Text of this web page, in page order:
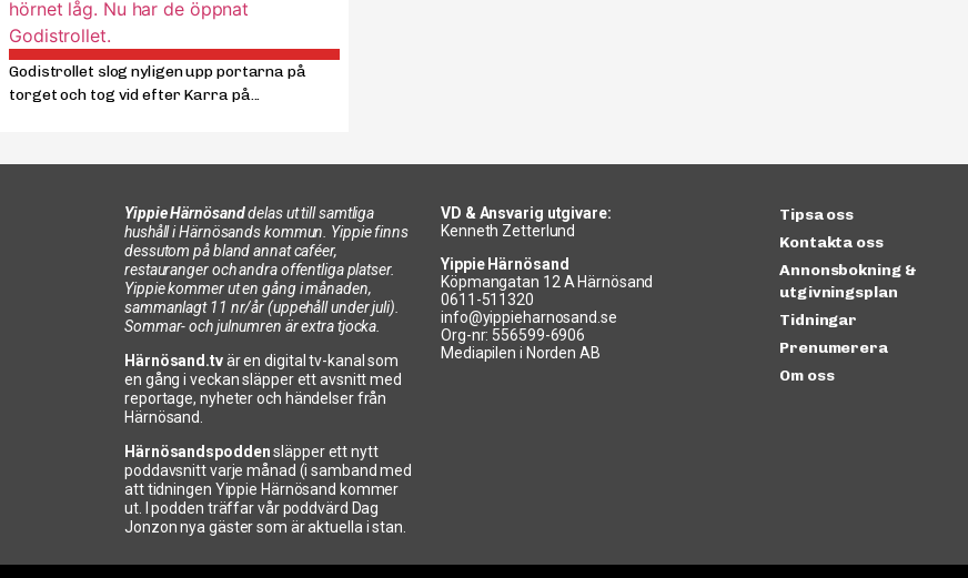
Godistrollet slog nyligen upp portarna på
torget och tog vid efter Karra på...
Yippie Härnösanddelas ut till samtliga
hushåll i Härnösands kommun. Yippie finns
dessutom på bland annat caféer,
restauranger och andra offentliga platser.
Yippie kommer ut en gång i månaden,
sammanlagt 11 nr/år (uppehåll under juli).
Sommar- och julnumren är extra tjocka.
Härnösand.tvär en digital tv-kanal som
en gång i veckan släpper ett avsnitt med
reportage, nyheter och händelser från
Härnösand.
Härnösandspoddensläpper ett nytt
poddavsnitt varje månad (i samband med
att tidningen Yippie Härnösand kommer
ut. I podden träffar vår poddvärd Dag
Jonzon nya gäster som är aktuella i stan.
VD & Ansvarig utgivare:
Kenneth Zetterlund
Yippie Härnösand
Köpmangatan 12 A Härnösand
0611-511320
info@yippieharnosand.se
Org-nr: 556599-6906
Mediapilen i Norden AB
Tipsa oss
Kontakta oss
Annonsbokning &
utgivningsplan
Tidningar
Prenumerera
Om oss